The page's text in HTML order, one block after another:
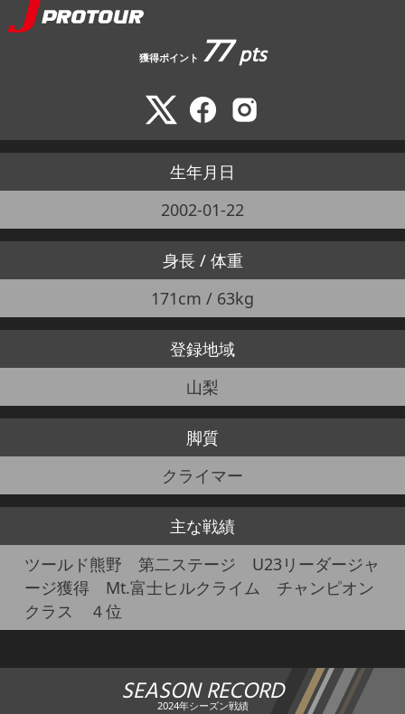
獲得ポイント 77pts
生年月日
2002-01-22
身長 / 体重
171cm / 63kg
登録地域
山梨
脚質
クライマー
主な戦績
ツールド熊野 第二ステージ U23リーダージャ
ージ獲得 Mt.富士ヒルクライム チャンピオン
クラス ４位
SEASON RECORD
2024年シーズン戦績